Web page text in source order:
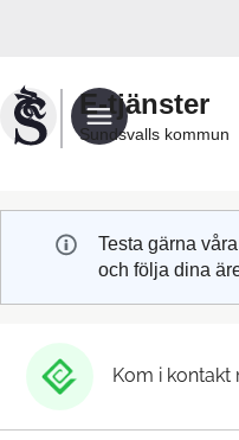
Sundsvalls
kommuns
e-
E-tjänster
Sundsvalls kommun
Testa gärna
och följa dina
Kom i